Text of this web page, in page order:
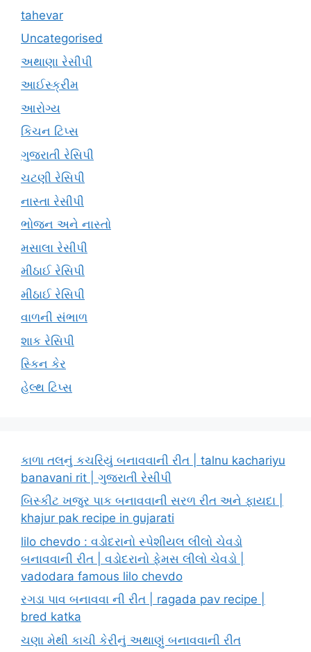
tahevar
Uncategorised
અથાણા રેસીપી
આઈસ્ક્રીમ
આરોગ્ય
કિચન ટિપ્સ
ગુજરાતી રેસિપી
ચટણી રેસિપી
નાસ્તા રેસીપી
ભોજન અને નાસ્તો
મસાલા રેસીપી
મીઠાઈ રેસિપી
મીઠાઈ રેસિપી
વાળની સંભાળ
શાક રેસિપી
સ્કિન કેર
હેલ્થ ટિપ્સ
કાળા તલનું કચરિયું બનાવવાની રીત | talnu kachariyu
banavani rit | ગુજરાતી રેસીપી
બિસ્કીટ ખજુર પાક બનાવવાની સરળ રીત અને ફાયદા |
khajur pak recipe in gujarati
lilo chevdo : વડોદરાનો સ્પેશીયલ લીલો ચેવડો
બનાવવાની રીત | વડોદરાનો ફેમસ લીલો ચેવડો |
vadodara famous lilo chevdo
રગડા પાવ બનાવવા ની રીત | ragada pav recipe |
bred katka
ચણા મેથી કાચી કેરીનું અથાણું બનાવવાની રીત